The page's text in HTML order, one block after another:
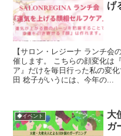
げ
【サロン・レジーナ ランチ会
催します。 こちらの顔変化は
ア』だけを毎日行った私の変
田 稔子がいうには、今年の...
◆イベント
大
ガ